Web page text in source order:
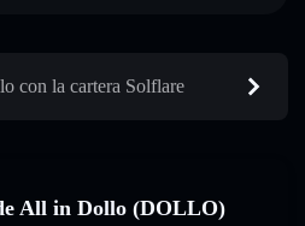
con la cartera Solflare
All in Dollo (DOLLO)